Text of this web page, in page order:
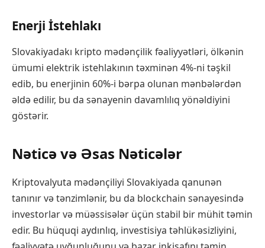
Enerji İstehlakı
Slovakiyadakı kripto mədənçilik fəaliyyətləri, ölkənin
ümumi elektrik istehlakının təxminən 4%-ni təşkil
edib, bu enerjinin 60%-i bərpa olunan mənbələrdən
əldə edilir, bu da sənayenin davamlılıq yönəldiyini
göstərir.
Nəticə və Əsas Nəticələr
Kriptovalyuta mədənçiliyi Slovakiyada qanunən
tanınır və tənzimlənir, bu da blockchain sənayesində
investorlar və müəssisələr üçün stabil bir mühit təmin
edir. Bu hüquqi aydınlıq, investisiya təhlükəsizliyini,